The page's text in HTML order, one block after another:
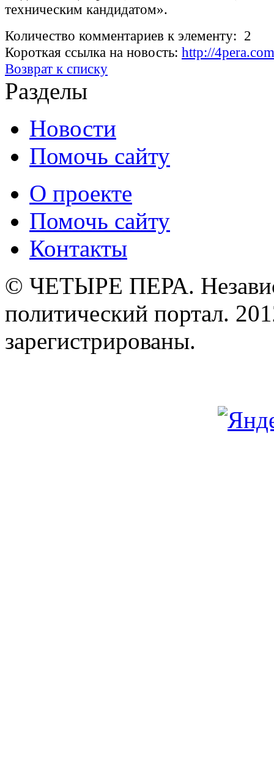
техническим кандидатом».
Количество комментариев к элементу: 2
Короткая ссылка на новость: http://
Возврат к списку
Разделы
Новости
Помочь сайту
О проекте
Помочь сайту
Контакты
© ЧЕТЫРЕ ПЕРА.
политический портал.
зарегистрированы.